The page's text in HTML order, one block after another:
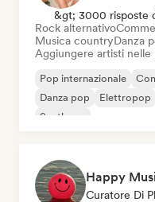
&gt; 3000 risposte
Rock alternativo
Musica countryDanza
Aggiungere artisti nelle
Pop internazionale
Danza pop
Elettropop
Synthpop
Happy
Curatore Di